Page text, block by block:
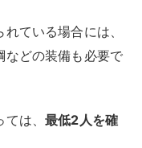
形をした昔ながら